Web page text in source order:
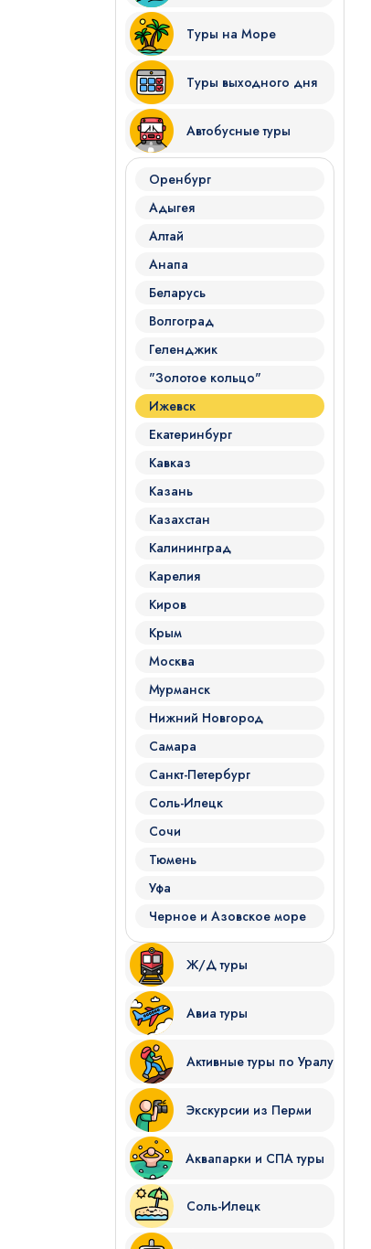
Туры на Море
Туры выходного дня
Автобусные туры
Оренбург
Адыгея
Алтай
Анапа
Беларусь
Волгоград
Геленджик
"Золотое кольцо"
Ижевск
Екатеринбург
Кавказ
Казань
Казахстан
Калининград
Карелия
Киров
Крым
Москва
Мурманск
Нижний Новгород
Самара
Санкт-Петербург
Соль-Илецк
Сочи
Тюмень
Уфа
Черное и Азовское море
Ж/Д туры
Авиа туры
Активные туры по Уралу
Экскурсии из Перми
Аквапарки и СПА туры
Соль-Илецк
Отправить